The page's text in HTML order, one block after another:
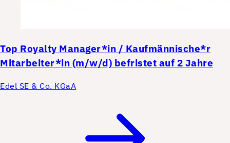
Top Royalty Manager*in / Kaufmännische*r
Mitarbeiter*in (m/w/d) befristet auf 2 Jahre
Edel SE & Co. KGaA